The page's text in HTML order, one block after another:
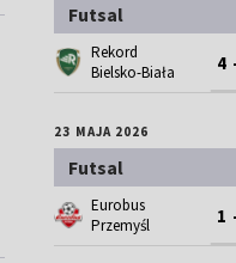
Futsal
Rekord
Bielsko-Biała
4
23 MAJA 2026
Futsal
Eurobus
Przemyśl
1